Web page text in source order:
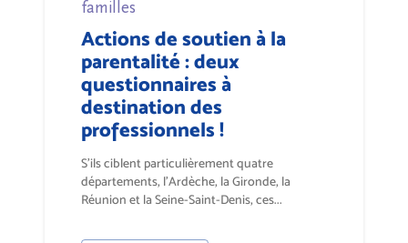
familles
Actions de soutien à la
parentalité : deux
questionnaires à
destination des
professionnels !
S’ils ciblent particulièrement quatre
départements, l’Ardèche, la Gironde, la
Réunion et la Seine-Saint-Denis, ces...